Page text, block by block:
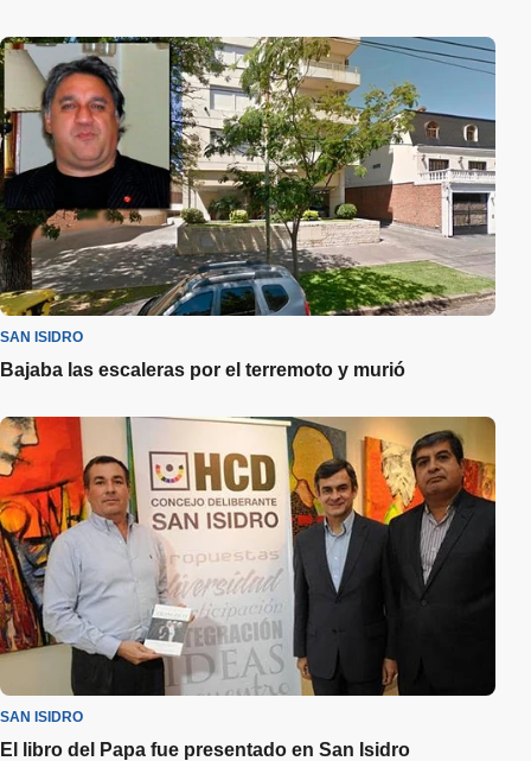
SAN ISIDRO
Bajaba las escaleras por el terremoto y murió
SAN ISIDRO
El libro del Papa fue presentado en San Isidro